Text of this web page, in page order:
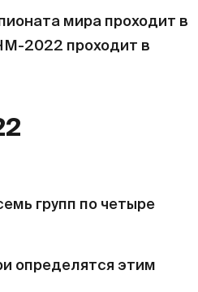
мира проходит в
2022 проходит в
групп по четыре
определятся этим